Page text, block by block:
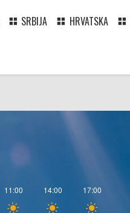
SRBIJA HRVATSKA
11:00 14:00 17:00